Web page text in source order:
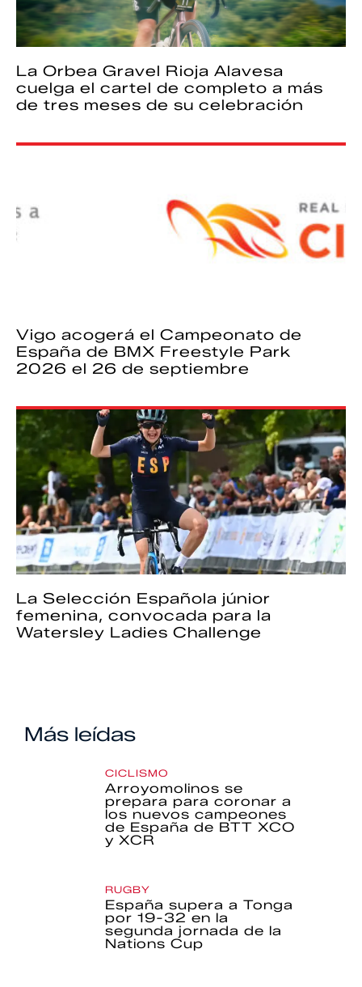
La Orbea Gravel Rioja Alavesa
cuelga el cartel de completo a más
de tres meses de su celebración
Vigo acogerá el Campeonato de
España de BMX Freestyle Park
2026 el 26 de septiembre
La Selección Española júnior
femenina, convocada para la
Watersley Ladies Challenge
Más leídas
CICLISMO
Arroyomolinos se
prepara para coronar a
los nuevos campeones
de España de BTT XCO
y XCR
RUGBY
España supera a Tonga
por 19-32 en la
segunda jornada de la
Nations Cup